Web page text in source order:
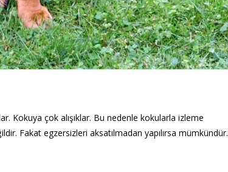
Kokuya çok alışıklar. Bu nedenle kokularla izleme
Fakat egzersizleri aksatılmadan yapılırsa mümkündür.